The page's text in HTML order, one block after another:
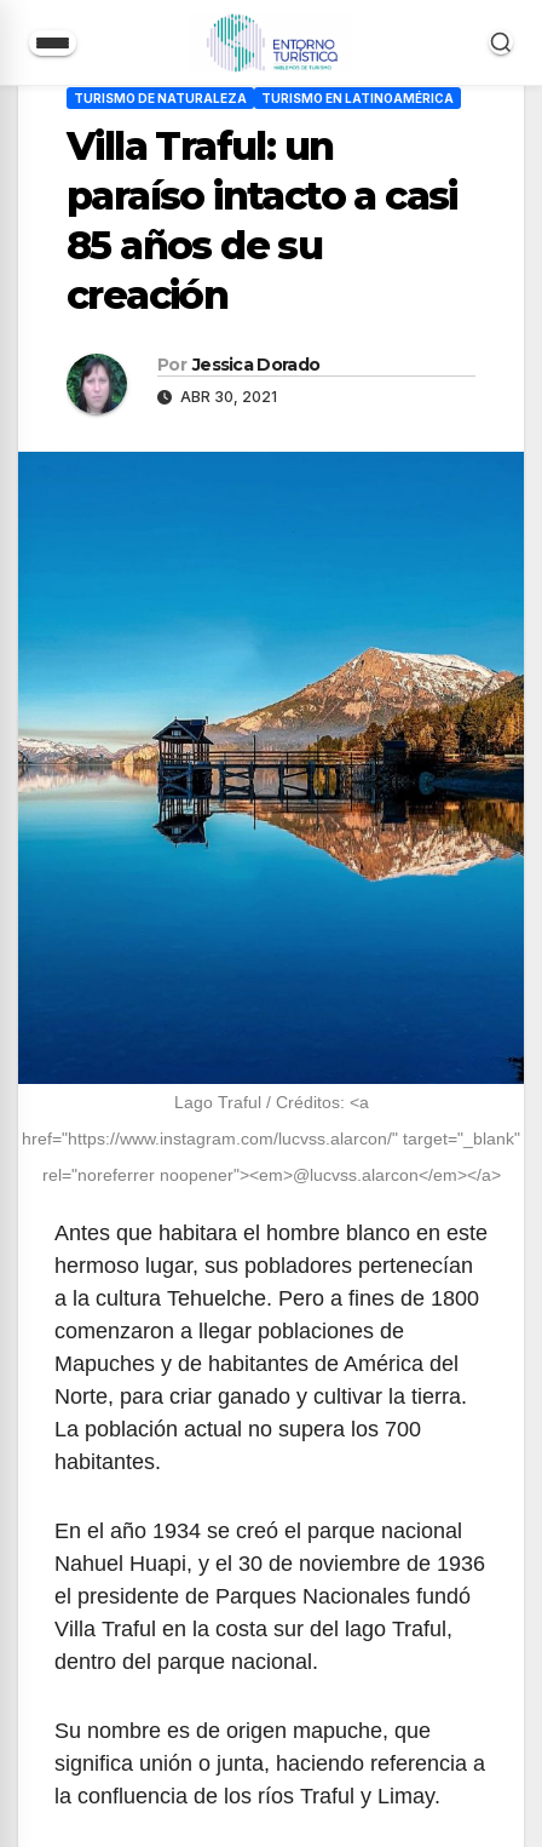
contenido
TURISMO DE NATURALEZA TURISMO EN LATINOAMÉRICA
Villa Traful: un
paraíso intacto a casi
85 años de su
creación
Por Jessica Dorado
ABR 30, 2021
Lago Traful / Créditos: <a
href="https://www.instagram.com/lucvss.alarcon/" target="_blank"
rel="noreferrer noopener"><em>@lucvss.alarcon</em></a>
Antes que habitara el hombre blanco en este
hermoso lugar, sus pobladores pertenecían
a la cultura Tehuelche. Pero a fines de 1800
comenzaron a llegar poblaciones de
Mapuches y de habitantes de América del
Norte, para criar ganado y cultivar la tierra.
La población actual no supera los 700
habitantes.
En el año 1934 se creó el parque nacional
Nahuel Huapi, y el 30 de noviembre de 1936
el presidente de Parques Nacionales fundó
Villa Traful en la costa sur del lago Traful,
dentro del parque nacional.
Su nombre es de origen mapuche, que
significa unión o junta, haciendo referencia a
la confluencia de los ríos Traful y Limay.